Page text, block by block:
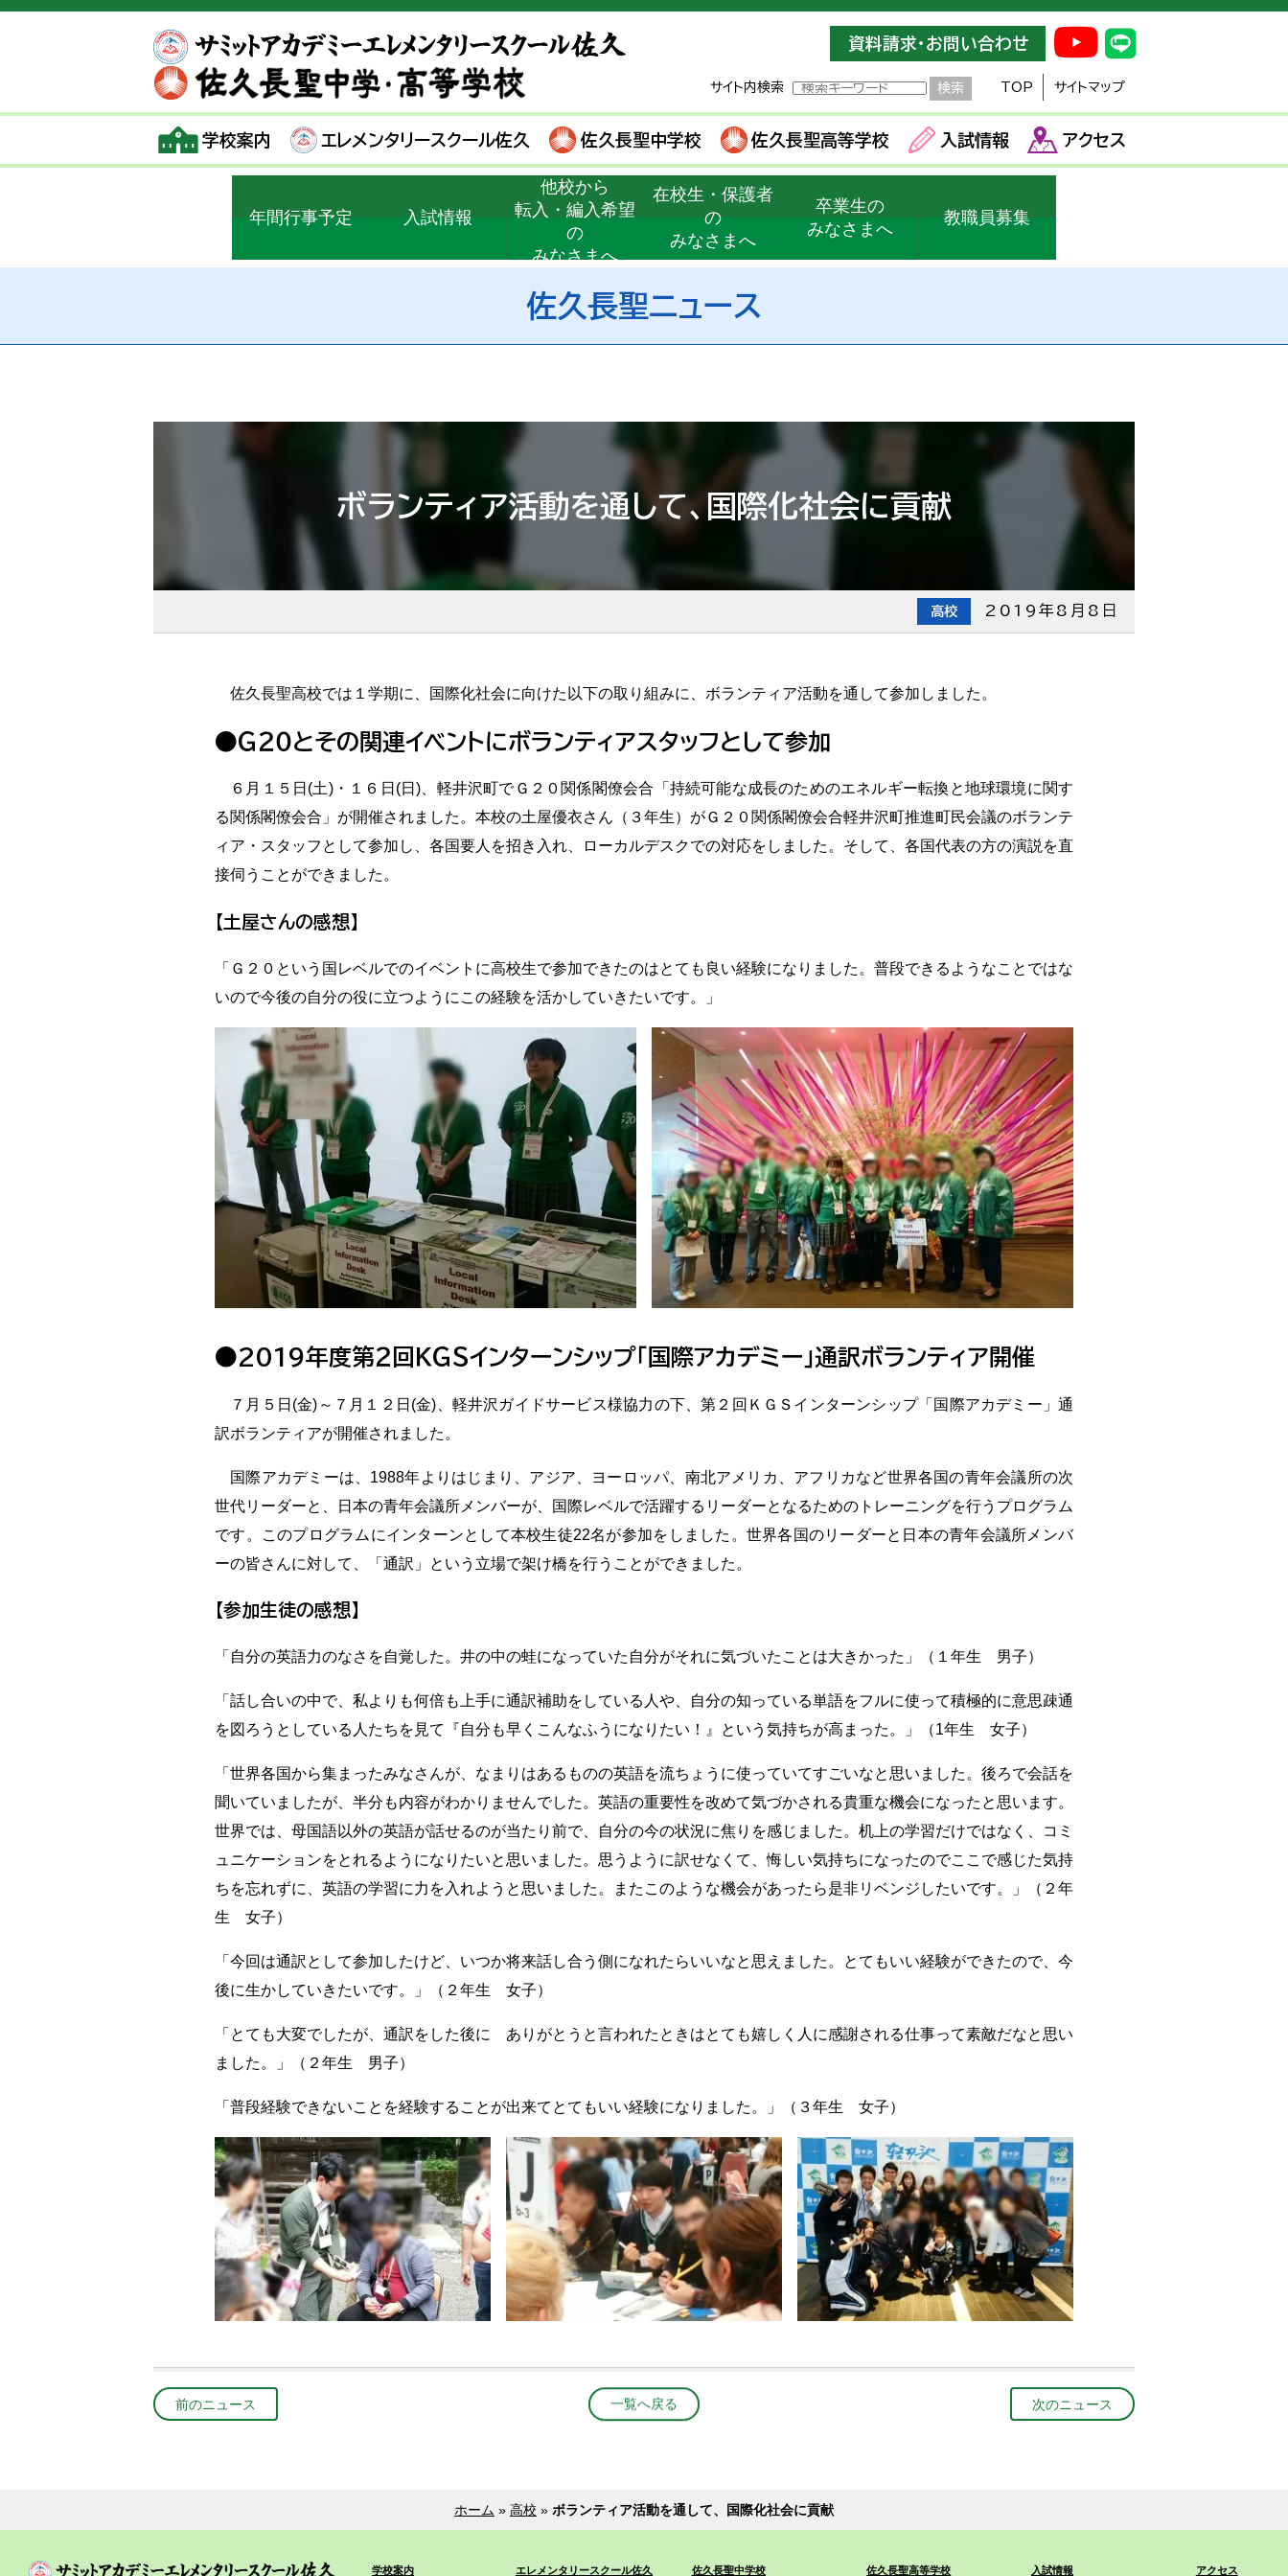
資料請求・お問い合わせ
サイト内検索 TOP サイトマップ
学校案内 エレメンタリースクール佐久 佐久長聖中学校 佐久長聖高等学校 入試情報 アクセス
年間行事予定 入試情報
他校から
転入・編入希望
の
みなさまへ
在校生・保護者
の
みなさまへ
卒業生の
みなさまへ
教職員募集
佐久長聖ニュース
ボランティア活動を通して、国際化社会に貢献
高校 2019年8月8日
佐久長聖高校では１学期に、国際化社会に向けた以下の取り組みに、ボランティア活動を通して参加しました。
●Ｇ２０とその関連イベントにボランティアスタッフとして参加
６月１５日(土)・１６日(日)、軽井沢町でＧ２０関係閣僚会合「持続可能な成長のためのエネルギー転換と地球環境に関す
る関係閣僚会合」が開催されました。本校の土屋優衣さん（３年生）がＧ２０関係閣僚会合軽井沢町推進町民会議のボランテ
ィア・スタッフとして参加し、各国要人を招き入れ、ローカルデスクでの対応をしました。そして、各国代表の方の演説を直
接伺うことができました。
【土屋さんの感想】
「Ｇ２０という国レベルでのイベントに高校生で参加できたのはとても良い経験になりました。普段できるようなことではな
いので今後の自分の役に立つようにこの経験を活かしていきたいです。」
●2019年度第２回ＫＧＳインターンシップ「国際アカデミー」通訳ボランティア開催
７月５日(金)～７月１２日(金)、軽井沢ガイドサービス様協力の下、第２回ＫＧＳインターンシップ「国際アカデミー」通
訳ボランティアが開催されました。
国際アカデミーは、1988年よりはじまり、アジア、ヨーロッパ、南北アメリカ、アフリカなど世界各国の青年会議所の次
世代リーダーと、日本の青年会議所メンバーが、国際レベルで活躍するリーダーとなるためのトレーニングを行うプログラム
です。このプログラムにインターンとして本校生徒22名が参加をしました。世界各国のリーダーと日本の青年会議所メンバ
ーの皆さんに対して、「通訳」という立場で架け橋を行うことができました。
【参加生徒の感想】
「自分の英語力のなさを自覚した。井の中の蛙になっていた自分がそれに気づいたことは大きかった」（１年生 男子）
「話し合いの中で、私よりも何倍も上手に通訳補助をしている人や、自分の知っている単語をフルに使って積極的に意思疎通
を図ろうとしている人たちを見て『自分も早くこんなふうになりたい！』という気持ちが高まった。」（1年生 女子）
「世界各国から集まったみなさんが、なまりはあるものの英語を流ちょうに使っていてすごいなと思いました。後ろで会話を
聞いていましたが、半分も内容がわかりませんでした。英語の重要性を改めて気づかされる貴重な機会になったと思います。
世界では、母国語以外の英語が話せるのが当たり前で、自分の今の状況に焦りを感じました。机上の学習だけではなく、コミ
ュニケーションをとれるようになりたいと思いました。思うように訳せなくて、悔しい気持ちになったのでここで感じた気持
ちを忘れずに、英語の学習に力を入れようと思いました。またこのような機会があったら是非リベンジしたいです。」（２年
生 女子）
「今回は通訳として参加したけど、いつか将来話し合う側になれたらいいなと思えました。とてもいい経験ができたので、今
後に生かしていきたいです。」（２年生 女子）
「とても大変でしたが、通訳をした後に ありがとうと言われたときはとても嬉しく人に感謝される仕事って素敵だなと思い
ました。」（２年生 男子）
「普段経験できないことを経験することが出来てとてもいい経験になりました。」（３年生 女子）
前のニュース 一覧へ戻る 次のニュース
ホーム » 高校 » ボランティア活動を通して、国際化社会に貢献
学校案内 エレメンタリースクール佐久 佐久長聖中学校 佐久長聖高等学校 入試情報 アクセス